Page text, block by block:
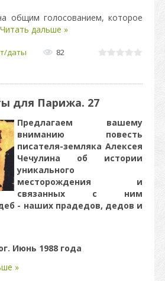
общим голосованием, которое
Читать дальше »
даты
82
для Парижа. 27
Предлагаем вашему
вниманию повесть
писателя-земляка Алексея
Чечулина об истории
уникального
месторождения и
связанных с ним
- наших прадедов, дедов и
Июнь 1988 года
»